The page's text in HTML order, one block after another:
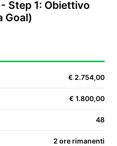
IT
ES
Step 1: Obiettivo
Goal)
€ 2.754,00
€ 1.800,00
48
2 ore rimanenti